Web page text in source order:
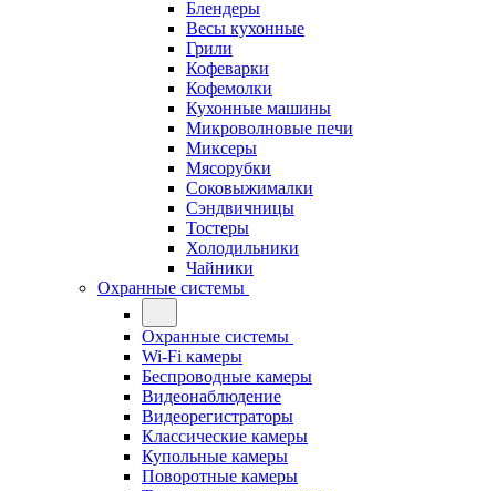
Блендеры
Весы кухонные
Грили
Кофеварки
Кофемолки
Кухонные машины
Микроволновые печи
Миксеры
Мясорубки
Соковыжималки
Сэндвичницы
Тостеры
Холодильники
Чайники
Охранные системы
Охранные системы
Wi-Fi камеры
Беспроводные камеры
Видеонаблюдение
Видеорегистраторы
Классические камеры
Купольные камеры
Поворотные камеры